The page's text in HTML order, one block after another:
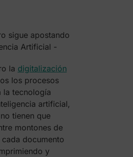
la digitalización
los procesos
la tecnología
artificial,
tienen que
montones de
documento
y